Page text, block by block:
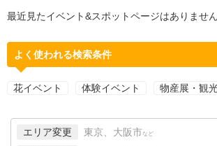
最近見たイベント&スポットページはありません
よく使われる検索条件
花イベント 体験イベント 物産展・観
エリア変更 東京、大阪市 など